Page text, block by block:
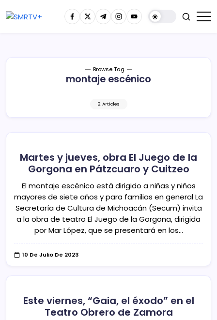
Browse Tag
montaje escénico
2 Articles
Martes y jueves, obra El Juego de la
Gorgona en Pátzcuaro y Cuitzeo
El montaje escénico está dirigido a niñas y niños
mayores de siete años y para familias en general La
Secretaría de Cultura de Michoacán (Secum) invita
a la obra de teatro El Juego de la Gorgona, dirigida
por Mar López, que se presentará en los…
10 De Julio De 2023
Este viernes, “Gaia, el éxodo” en el
Teatro Obrero de Zamora